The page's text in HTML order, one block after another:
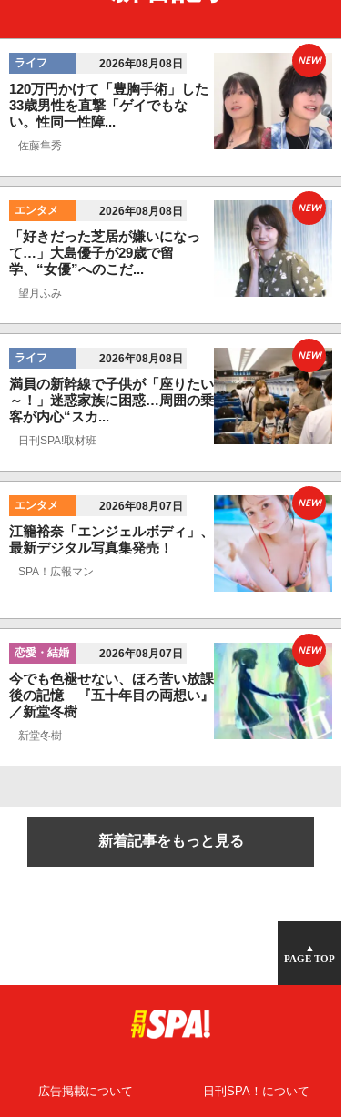
ライフ 2026年08月08日
120万円かけて「豊胸手術」した
33歳男性を直撃「ゲイでもな
い。性同一性障...
佐藤隼秀
NEW!
エンタメ 2026年08月08日
「好きだった芝居が嫌いになっ
て…」大島優子が29歳で留
学、“女優”へのこだ...
望月ふみ
NEW!
ライフ 2026年08月08日
満員の新幹線で子供が「座りたい
～！」迷惑家族に困惑…周囲の乗
客が内心“スカ...
日刊SPA!取材班
NEW!
エンタメ 2026年08月07日
江籠裕奈「エンジェルボディ」、
最新デジタル写真集発売！
SPA！広報マン
NEW!
恋愛・結婚 2026年08月07日
今でも色褪せない、ほろ苦い放課
後の記憶 『五十年目の両想い』
／新堂冬樹
新堂冬樹
NEW!
新着記事をもっと見る
▲
PAGE TOP
広告掲載について 日刊SPA！について